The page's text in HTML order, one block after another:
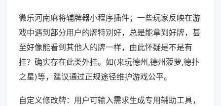
微乐河南麻将辅牌器小程序插件；一些玩家反映在游
戏中遇到部分用户的牌特别好，总是能拿到好牌，甚
至好像能看到其他人的牌一样，由此怀疑是不是有
挂？确实存在此类外挂。如(来玩德州,德州菠萝,德扑
之星)等，建议通过正规途径维护游戏公平。
自定义修改牌：用户可输入需求生成专用辅助工具，